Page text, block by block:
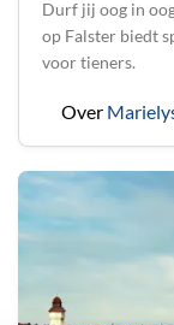
Durf jij oog in
op Falster biedt
voor tieners.
Over